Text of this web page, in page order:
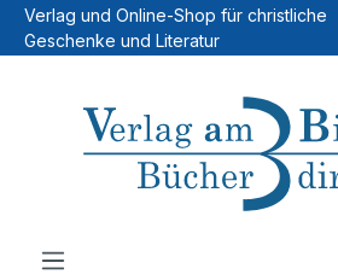
Zum Hauptinhalt springen
Verlag und Online-Shop für christliche
Geschenke und Literatur